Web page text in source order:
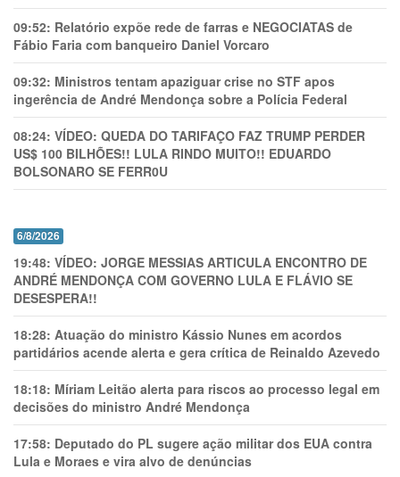
09:52: Relatório expõe rede de farras e NEGOCIATAS de
Fábio Faria com banqueiro Daniel Vorcaro
09:32: Ministros tentam apaziguar crise no STF apos
ingerência de André Mendonça sobre a Polícia Federal
08:24: VÍDEO: QUEDA DO TARIFAÇO FAZ TRUMP PERDER
US$ 100 BILHÕES!! LULA RINDO MUITO!! EDUARDO
BOLSONARO SE FERR0U
6/8/2026
19:48: VÍDEO: JORGE MESSIAS ARTICULA ENCONTRO DE
ANDRÉ MENDONÇA COM GOVERNO LULA E FLÁVIO SE
DESESPERA!!
18:28: Atuação do ministro Kássio Nunes em acordos
partidários acende alerta e gera crítica de Reinaldo Azevedo
18:18: Míriam Leitão alerta para riscos ao processo legal em
decisões do ministro André Mendonça
17:58: Deputado do PL sugere ação militar dos EUA contra
Lula e Moraes e vira alvo de denúncias